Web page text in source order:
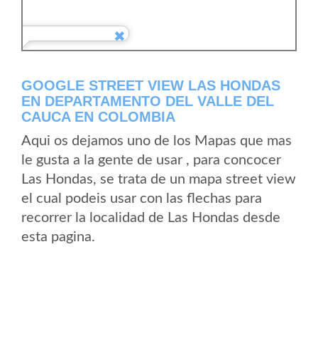
GOOGLE STREET VIEW LAS HONDAS
EN DEPARTAMENTO DEL VALLE DEL
CAUCA EN COLOMBIA
Aqui os dejamos uno de los Mapas que mas
le gusta a la gente de usar , para concocer
Las Hondas, se trata de un mapa street view
el cual podeis usar con las flechas para
recorrer la localidad de Las Hondas desde
esta pagina.